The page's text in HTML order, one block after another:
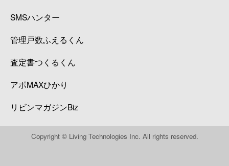
SMSハンター
管理戸数ふえるくん
査定書つくるくん
アポMAXひかり
リビンマガジンBiz
Copyright © Living Technologies Inc. All rights reserved.